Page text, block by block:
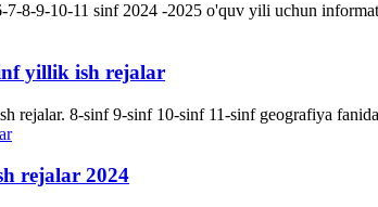
7-8-9-10-11 sinf 2024 -2025 o'quv yili uchun
yillik ish rejalar
rejalar. 8-sinf 9-sinf 10-sinf 11-sinf geografiya
rejalar 2024